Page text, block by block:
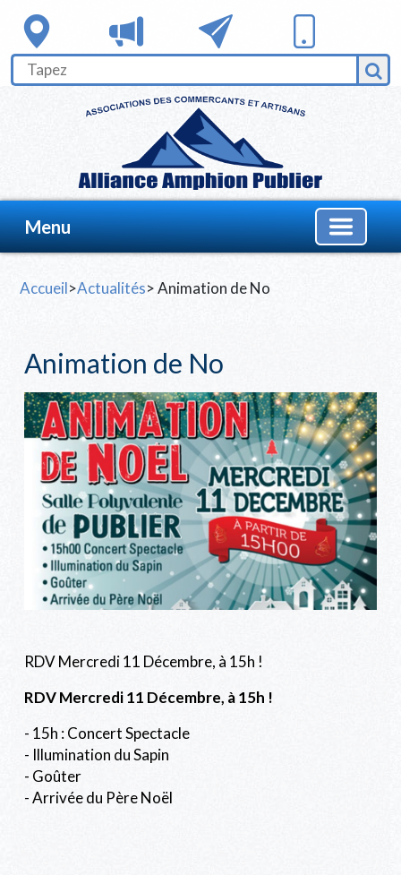
Menu
Accueil>Actualités> Animation de No
Animation de No
RDV Mercredi 11 Décembre, à 15h !
RDV Mercredi 11 Décembre, à 15h !
- 15h : Concert Spectacle
- Illumination du Sapin
- Goûter
- Arrivée du Père Noël